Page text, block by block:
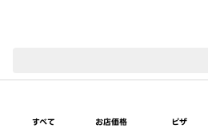
すべて お店価格 ピザ